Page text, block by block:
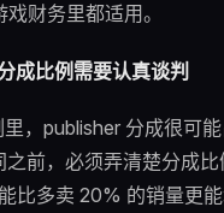
财务里都适用。
成比例需要认真谈判
，publisher 分成很可
之前，必须弄清楚分成
比多卖 20% 的销量更